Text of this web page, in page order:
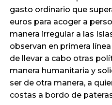
gasto ordinario que
euros para acoger a
manera irregular a las
observan en primera
de llevar a cabo otras
manera humanitaria y
ser de otra manera, a
costas a bordo de